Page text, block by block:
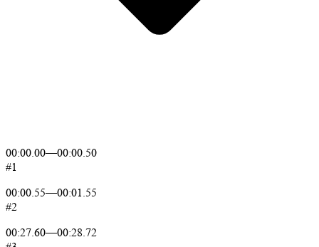
00:00.00—00:00.50
#1
00:00.55—00:01.55
#2
00:27.60—00:28.72